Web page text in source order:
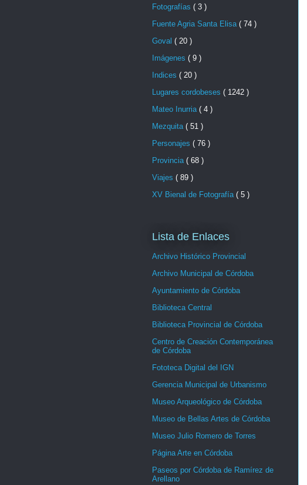
Fotografías ( 3 )
Fuente Agria Santa Elisa ( 74 )
Goval ( 20 )
Imágenes ( 9 )
Indices ( 20 )
Lugares cordobeses ( 1242 )
Mateo Inurria ( 4 )
Mezquita ( 51 )
Personajes ( 76 )
Provincia ( 68 )
Viajes ( 89 )
XV Bienal de Fotografía ( 5 )
Lista de Enlaces
Archivo Histórico Provincial
Archivo Municipal de Córdoba
Ayuntamiento de Córdoba
Biblioteca Central
Biblioteca Provincial de Córdoba
Centro de Creación Contemporánea
de Córdoba
Fototeca Digital del IGN
Gerencia Municipal de Urbanismo
Museo Arqueológico de Córdoba
Museo de Bellas Artes de Córdoba
Museo Julio Romero de Torres
Página Arte en Córdoba
Paseos por Córdoba de Ramírez de
Arellano